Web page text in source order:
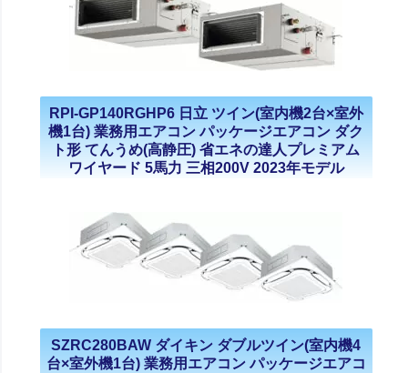
RPI-GP140RGHP6 日立 ツイン(室内機2台×室外
機1台) 業務用エアコン パッケージエアコン ダク
ト形 てんうめ(高静圧) 省エネの達人プレミアム
ワイヤード 5馬力 三相200V 2023年モデル
SZRC280BAW ダイキン ダブルツイン(室内機4
台×室外機1台) 業務用エアコン パッケージエアコ